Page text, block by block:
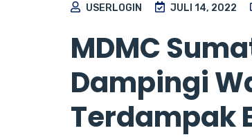
USERLOGIN JULI 14, 2022
MDMC
Dampingi
Terdampak